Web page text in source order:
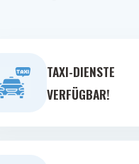
TAXI-DIENSTE
VERFÜGBAR!